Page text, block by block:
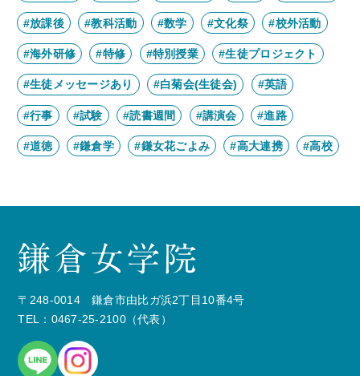
#放課後 #教科活動 #数学 #文化祭 #校外活動
#海外研修 #特修 #特別授業 #生徒プロジェクト
#生徒メッセージあり #白菊会(生徒会) #英語
#行事 #試験 #読書週間 #講演会 #進路
#道徳 #鎌倉学 #鎌女花ごよみ #高大連携 #高校
〒248-0014 鎌倉市由比ガ浜2丁目10番4号
TEL：0467-25-2100（代表）